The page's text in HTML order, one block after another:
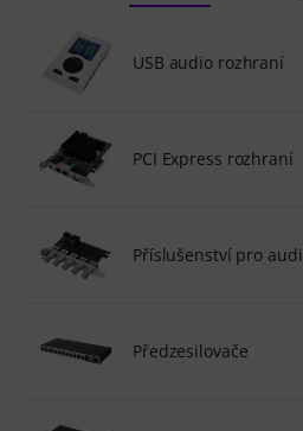
USB audio rozhraní
PCI Express rozhraní
Příslušenství pro
Předzesilovače